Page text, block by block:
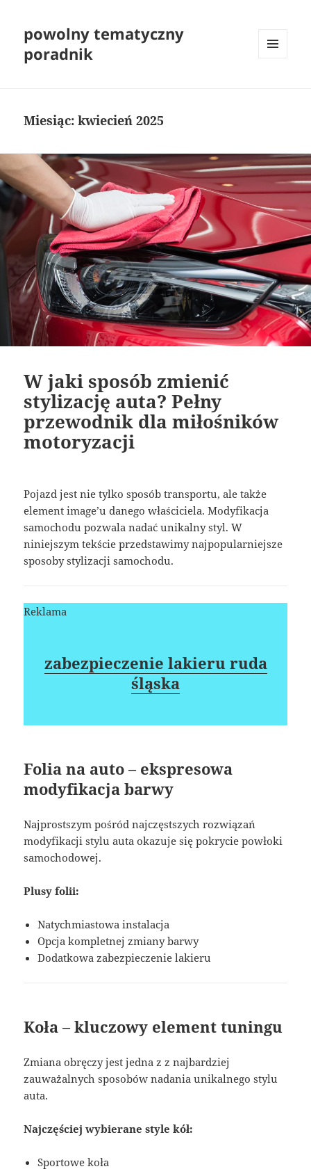
powolny tematyczny
poradnik
Miesiąc:kwiecień 2025
W jaki sposób zmienić
stylizację auta? Pełny
przewodnik dla miłośników
motoryzacji
Pojazd jest nie tylko sposób transportu, ale także
element image’u danego właściciela. Modyfikacja
samochodu pozwala nadać unikalny styl. W
niniejszym tekście przedstawimy najpopularniejsze
sposoby stylizacji samochodu.
Reklama
zabezpieczenie lakieru ruda
śląska
Folia na auto – ekspresowa
modyfikacja barwy
Najprostszym pośród najczęstszych rozwiązań
modyfikacji stylu auta okazuje się pokrycie powłoki
samochodowej.
Plusy folii:
Natychmiastowa instalacja
Opcja kompletnej zmiany barwy
Dodatkowa zabezpieczenie lakieru
Koła – kluczowy element tuningu
Zmiana obręczy jest jedna z z najbardziej
zauważalnych sposobów nadania unikalnego stylu
auta.
Najczęściej wybierane style kół:
Sportowe koła